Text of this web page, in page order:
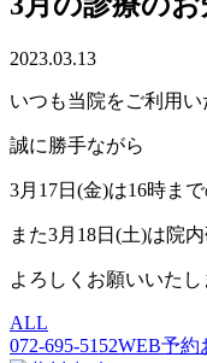
2023.03.13
いつも当院をご利用い
誠に勝手ながら
3月17日(金)は16時ま
また3月18日(土)は院
よろしくお願いいたし
ALL
072-695-5152WEB予約